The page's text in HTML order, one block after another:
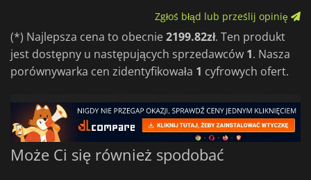
Zgłoś błąd lub prześlij opinię
(*) Najlepsza cena to obecnie2199.82zł. Ten produkt
jest dostępny u następujących sprzedawców 1. Nasza
porównywarka cen zidentyfikowała 1 cyfrowych ofert.
Może Ci się również spodobać